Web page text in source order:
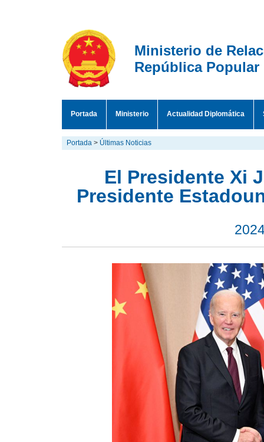
Ministerio de
República Popular
Portada Ministerio Actualidad Diplomática
Portada > Últimas Noticias
El Presidente Xi
Presidente